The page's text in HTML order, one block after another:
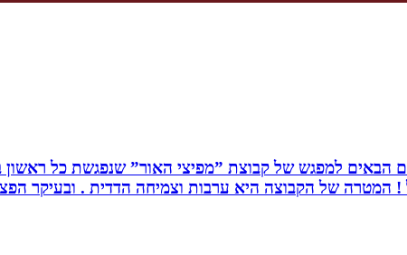
הבאים למפגש של קבוצת ”מפיצי האור” שנפגשת כל
של הקבוצה היא ערבות וצמיחה הדדית . ובעיקר